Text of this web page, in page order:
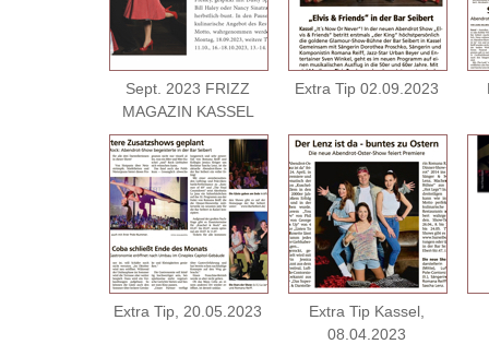
Sept. 2023 FRIZZ
MAGAZIN KASSEL
Extra Tip 02.09.2023
Extra Tip, 20.05.2023
Extra Tip Kassel,
08.04.2023